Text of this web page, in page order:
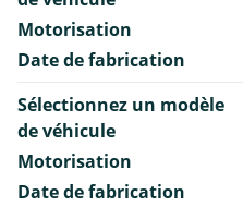
Motorisation
Date de fabrication
Sélectionnez un modèle
de véhicule
Motorisation
Date de fabrication